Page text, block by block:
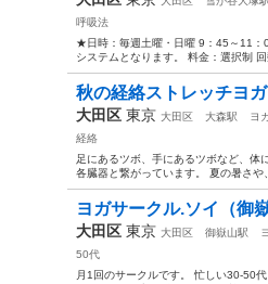
呼吸法
★日時：毎週土曜・日曜 9：45～11
システムとなります。 料金：選択制
秋の経絡ストレッチヨガ
大田区 東京 大田区 大森駅
ヨ
経絡
足にあるツボ、手にあるツボなど、体
各臓器と繋がっています。 夏の暑さや
ヨガサークル.ソイ（御
大田区 東京 大田区 御嶽山駅
50代
月1回のサークルです。 忙しい30-50